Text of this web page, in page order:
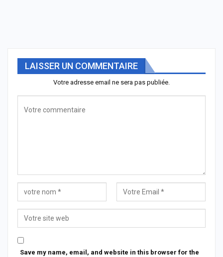
LAISSER UN COMMENTAIRE
Votre adresse email ne sera pas publiée.
Save my name, email, and website in this browser for the